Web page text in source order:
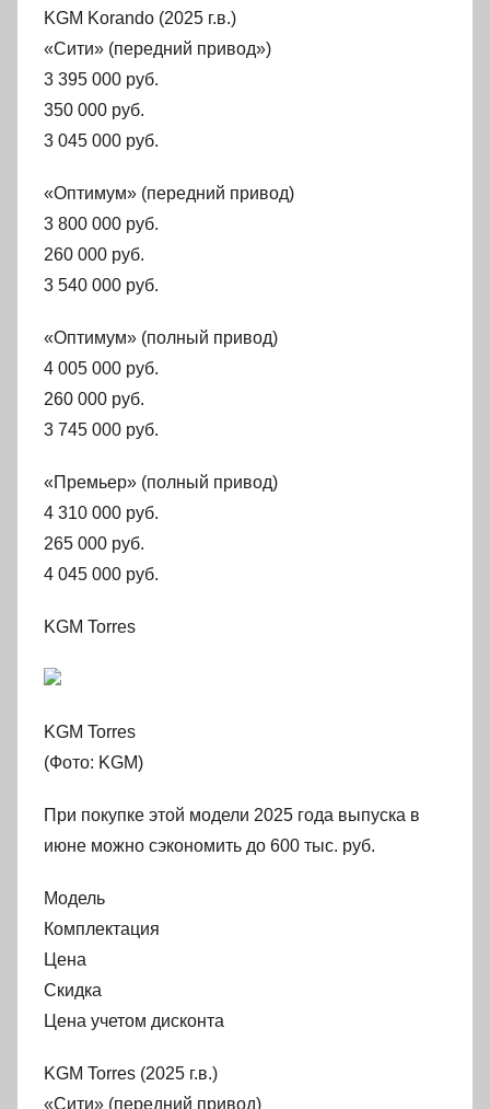
KGM Korando (2025 г.в.)
«Сити» (передний привод»)
3 395 000 руб.
350 000 руб.
3 045 000 руб.
«Оптимум» (передний привод)
3 800 000 руб.
260 000 руб.
3 540 000 руб.
«Оптимум» (полный привод)
4 005 000 руб.
260 000 руб.
3 745 000 руб.
«Премьер» (полный привод)
4 310 000 руб.
265 000 руб.
4 045 000 руб.
KGM Torres
KGM Torres
(Фото: KGM)
При покупке этой модели 2025 года выпуска в
июне можно сэкономить до 600 тыс. руб.
Модель
Комплектация
Цена
Скидка
Цена учетом дисконта
KGM Torres (2025 г.в.)
«Сити» (передний привод)